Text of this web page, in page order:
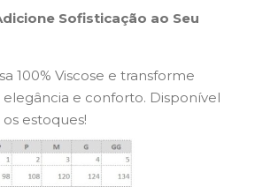
Sofisticação ao Seu
100% Viscose e transforme
e conforto. Disponível
estoques!